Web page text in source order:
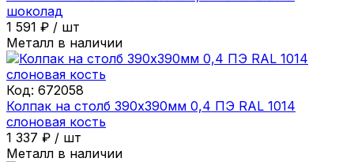
шоколад
1 591 ₽ / шт
Металл в наличии
Код: 672058
Колпак на столб 390х390мм 0,4 ПЭ RAL 1014
слоновая кость
1 337 ₽ / шт
Металл в наличии